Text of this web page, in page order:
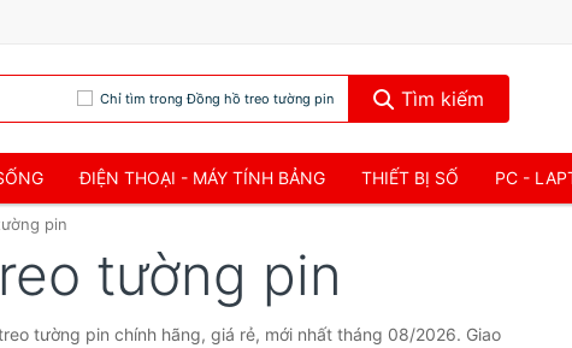
Chỉ tìm trong Đồng hồ treo tường pin Tìm kiếm
ĐIỆN THOẠI - MÁY TÍNH BẢNG THIẾT BỊ SỐ PC -
pin
tường pin
tường pin chính hãng, giá rẻ, mới nhất tháng 08/2026. Giao